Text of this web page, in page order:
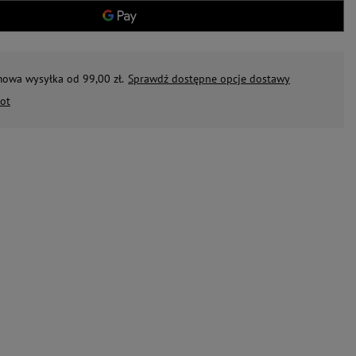
wysyłka od 99,00 zł. Sprawdź dostępne opcje dostawy